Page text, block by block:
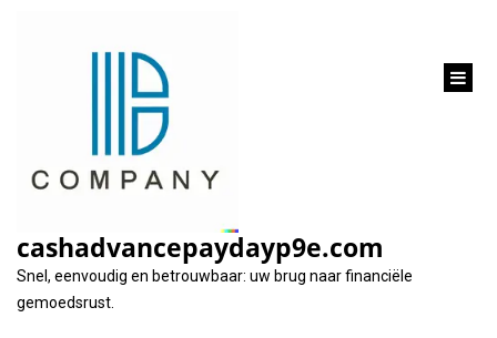
cashadvancepaydayp9e.com
Snel, eenvoudig en betrouwbaar: uw brug naar financiële
gemoedsrust.
Tag: